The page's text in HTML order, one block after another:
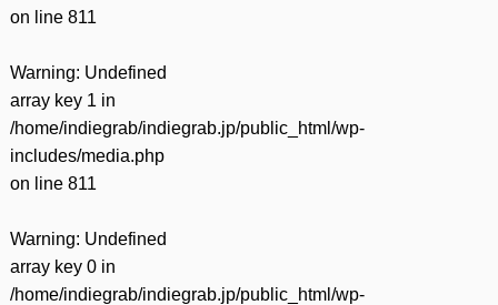
on line 811
Warning: Undefined
array key 1 in
/home/indiegrab/indiegrab.jp/public_html/wp-
includes/media.php
on line 811
Warning: Undefined
array key 0 in
/home/indiegrab/indiegrab.jp/public_html/wp-